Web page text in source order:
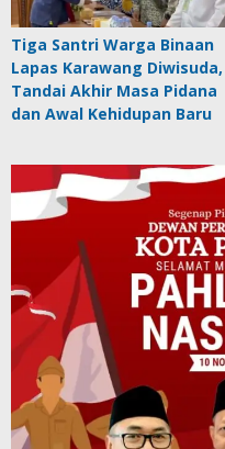
Tiga Santri Warga Binaan
Lapas Karawang Diwisuda,
Tandai Akhir Masa Pidana
dan Awal Kehidupan Baru